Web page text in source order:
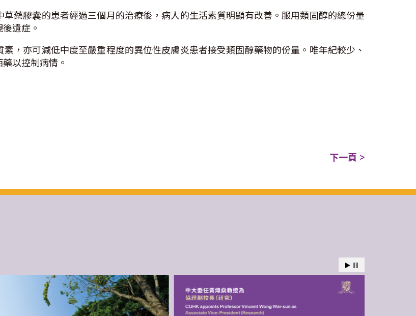
藥膠囊的患者經過三個月的治療後，病人的生活素質明顯有改善。服用類固醇的總份量
遺症。
，亦可減低中度至嚴重程度的異位性皮膚炎患者接受類固醇藥物的份量。唯年紀較少、
以控制病情。
下一頁 >